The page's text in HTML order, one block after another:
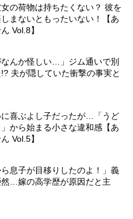
の荷物は持ちたくない？ 彼を
まないともったいない！【あ
Vol.8】
なんか怪しい…」ジム通いで別
夫が隠していた衝撃の事実と
喜ぶよし子だったが…「うど
から始まる小さな違和感【あ
Vol.5】
ら息子が目移りしたのよ！」義
…嫁の高学歴が原因だと主